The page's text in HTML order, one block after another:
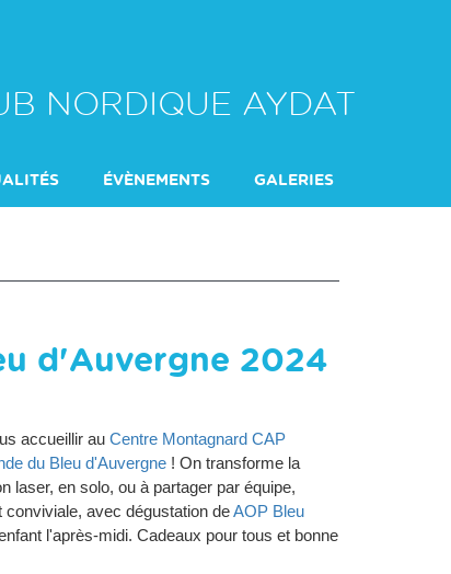
NORDIQUE AYDAT
ÉVÈNEMENTS GALERIES
d'Auvergne 2024
accueillir au Centre Montagnard CAP
du Bleu d'Auvergne ! On transforme la
laser, en solo, ou à partager par équipe,
avec dégustation deAOP Bleu
l'après-midi. Cadeaux pour tous et bonne